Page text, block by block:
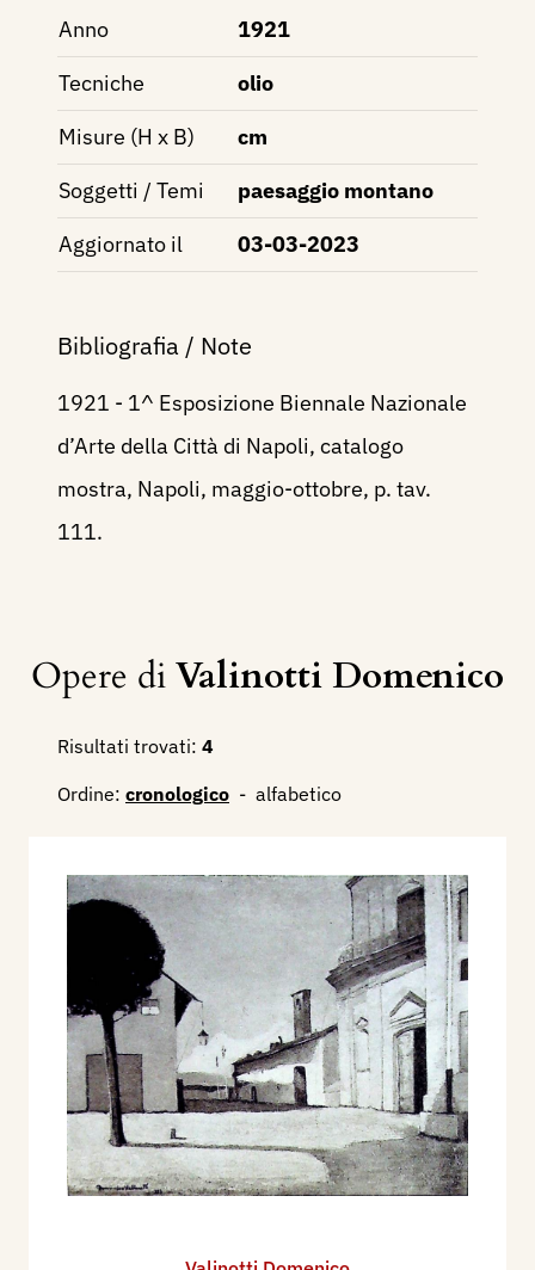
Anno
1921
Tecniche
olio
Misure (H x B)
cm
Soggetti / Temi
paesaggio montano
Aggiornato il
03-03-2023
Bibliografia / Note
1921 - 1^ Esposizione Biennale Nazionale
d’Arte della Città di Napoli, catalogo
mostra, Napoli, maggio-ottobre, p. tav.
111.
Opere diValinotti Domenico
Risultati trovati: 4
Ordine: cronologico - alfabetico